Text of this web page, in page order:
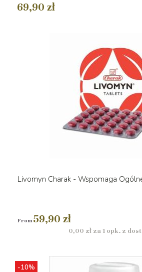
69,90 zł
Livomyn Charak - Wspomaga
From 59,90 zł
0,00 zł za 1 opk. z
-10%